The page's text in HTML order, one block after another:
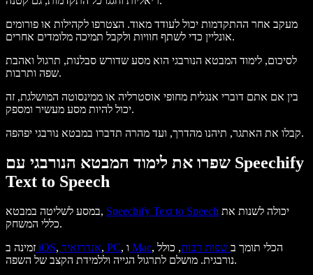
מעקב אחר ההתקדמות יכול לעודד מאוד. הצטרפו לקהילות או פורומים
אונליין כדי לשתף חוויות ולקבל תמיכה מלומדים אחרים.
לסיכום, לימוד המבטא הנורבגי הוא מסע שדורש סבלנות, תרגול ואהבת
שפה ותרבות.
בין אם אתם דוברי אנגלית מחופי אוסטרליה או ממינסוטה המושלגת, זה
יכול להיות מסע מעשיר ומספק.
קבלו את האתגר, תיהנו מהדרך, ועד מהרה תדברו במבטא נורבגי יפהפה.
שפרו את לימוד המבטא הנורבגי עם Speechify
Text to Speech
במסע לשליטה במבטא, Speechify Text to Speech
כללי המשחק.
זמינה ב iOS, אנדרואיד, PC , ו Mac , הכלי תומך ב שפות רבות, כולל
נורבגית. מושלם לתרגול הגייה וללמידת הקצב של השפה.